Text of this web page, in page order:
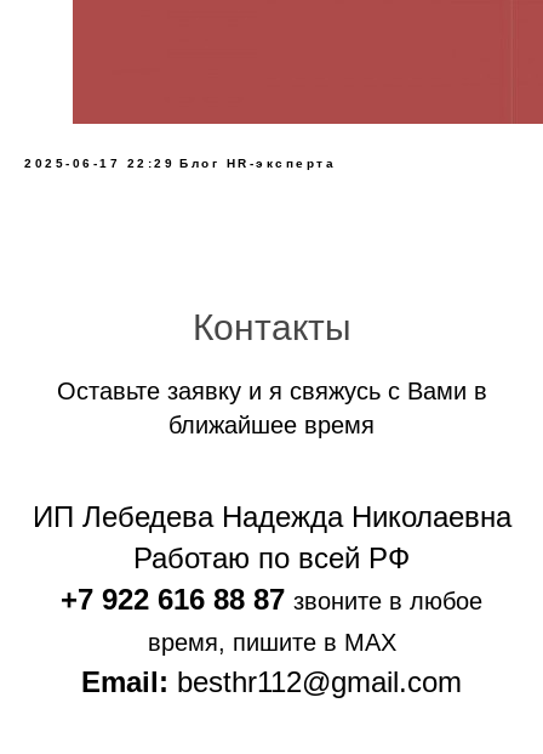
2025-06-17 22:29 Блог HR-эксперта
Контакты
Оставьте заявку и я свяжусь с Вами в
ближайшее время
ИП Лебедева Надежда Николаевна
Работаю по всей РФ
+7 922 616 88 87 звоните в любое
время, пишите в MAX
Email: besthr112@gmail.com